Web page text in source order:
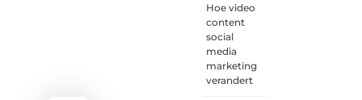
Hoe video
content
social
media
marketing
verandert